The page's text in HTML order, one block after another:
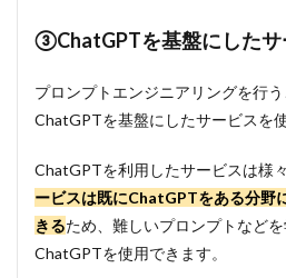
③ChatGPTを基盤にしたサ
プロンプトエンジニアリングを行う
ChatGPTを基盤にしたサービスを
ChatGPTを利用したサービスは様
ービスは既にChatGPTをある分野
きるため、難しいプロンプトなど
ChatGPTを使用できます。